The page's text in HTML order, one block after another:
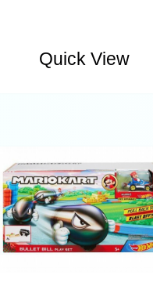
Quick View